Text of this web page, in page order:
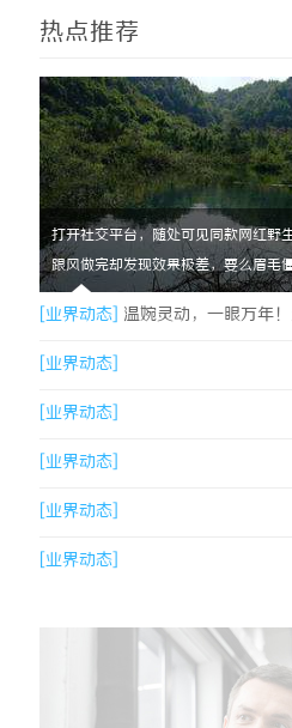
热点推荐
打开社交平台，随处可见同款网红野
跟风做完却发现效果极差，要么眉毛
[业界动态] 温婉灵动，一眼万年
的眉眼唇，才是你整张脸的点睛之
生的气质加分项
[业界动态]
[业界动态]
[业界动态]
[业界动态]
[业界动态]